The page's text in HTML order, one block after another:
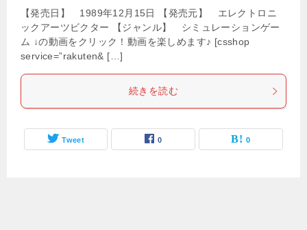
【発売日】 1989年12月15日 【発売元】 エレクトロニ
ックアーツビクター 【ジャンル】 シミュレーションゲー
ム ↓の動画をクリック！動画を楽しめます♪ [csshop
service=”rakuten& […]
続きを読む
Tweet 0 0